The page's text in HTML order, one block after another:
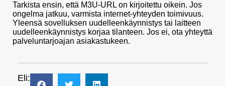
Tarkista ensin, että M3U-URL on kirjoitettu oikein. Jos
ongelma jatkuu, varmista internet-yhteyden toimivuus.
Yleensä sovelluksen uudelleenkäynnistys tai laitteen
uudelleenkäynnistys korjaa tilanteen. Jos ei, ota yhteyttä
palveluntarjoajan asiakastukeen.
Eli: